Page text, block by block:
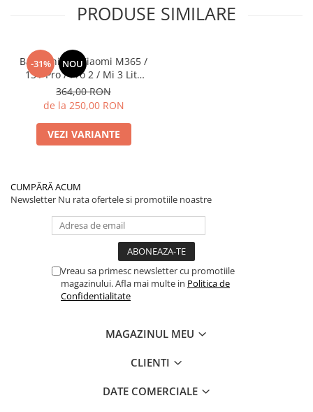
PRODUSE SIMILARE
-31% NOU
Bara Ghidon Xiaomi M365 /
1S / Pro / Pro 2 / Mi 3 Lite
Originala
364,00 RON
de la 250,00 RON
VEZI VARIANTE
CUMPĂRĂ ACUM
Newsletter Nu rata ofertele si promotiile noastre
Vreau sa primesc newsletter cu promotiile
magazinului. Afla mai multe in Politica de
Confidentialitate
MAGAZINUL MEU
CLIENTI
DATE COMERCIALE